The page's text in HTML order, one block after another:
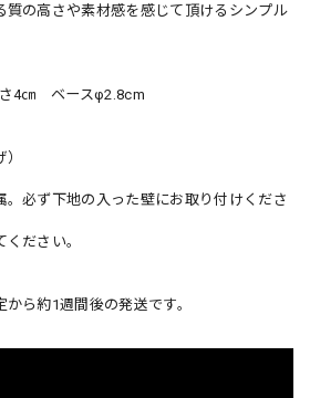
質の高さや素材感を感じて頂けるシンプル
4㎝ ベースφ2.8cm
必ず下地の入った壁にお取り付けくださ
ださい。
ら約1週間後の発送です。